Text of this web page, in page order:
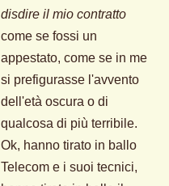
disdire il mio contratto
come se fossi un
appestato, come se in me
si prefigurasse l'avvento
dell'età oscura o di
qualcosa di più terribile.
Ok, hanno tirato in ballo
Telecom e i suoi tecnici,